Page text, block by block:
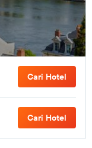
Cari Hotel
Cari Hotel